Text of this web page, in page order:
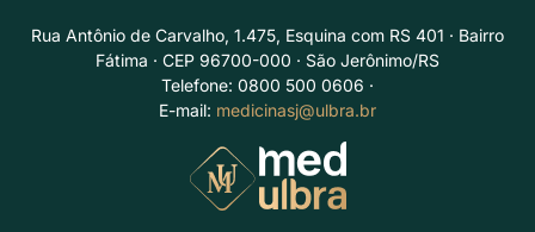
Rua Antônio de Carvalho, 1.475, Esquina com RS 401 · Bairro
Fátima · CEP 96700-000 · São Jerônimo/RS
Telefone: 0800 500 0606 ·
E-mail: medicinasj@ulbra.br